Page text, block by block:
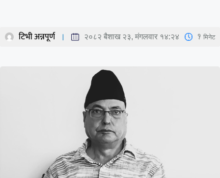
टिभी अन्नपूर्ण २०८२ बैशाख २३, मंगलवार १४:२४ 1 मिनेट